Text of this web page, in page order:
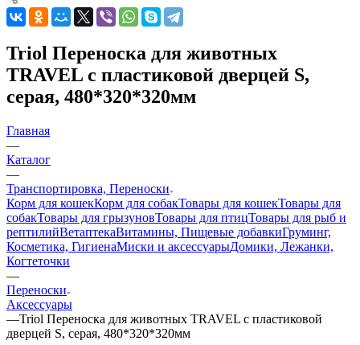
Triol Переноска для животных
TRAVEL с пластиковой дверцей S,
серая, 480*320*320мм
Главная
—
Каталог
—
Транспортировка, Переноски
Корм для кошекКорм для собакТовары для кошекТовары для
собакТовары для грызуновТовары для птицТовары для рыб и
рептилийВетаптекаВитамины, Пищевые добавкиГруминг,
Косметика, ГигиенаМиски и аксессуарыДомики, Лежанки,
Когтеточки
—
Переноски
Аксессуары
—Triol Переноска для животных TRAVEL с пластиковой
дверцей S, серая, 480*320*320мм